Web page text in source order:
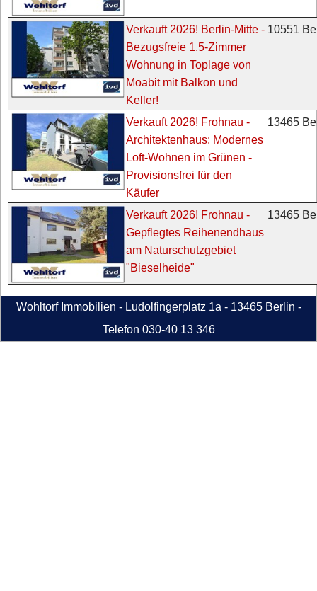
Verkauft 2026! Berlin-Mitte -
Bezugsfreie 1,5-Zimmer
Wohnung in Toplage von
Moabit mit Balkon und
Keller!
10551
Verkauft 2026! Frohnau -
Architektenhaus: Modernes
Loft-Wohnen im Grünen -
Provisionsfrei für den
Käufer
13465
Verkauft 2026! Frohnau -
Gepflegtes Reihenendhaus
am Naturschutzgebiet
"Bieselheide"
13465
Wohltorf Immobilien - Ludolfingerplatz 1a - 13465 Berlin -
Telefon 030-40 13 346